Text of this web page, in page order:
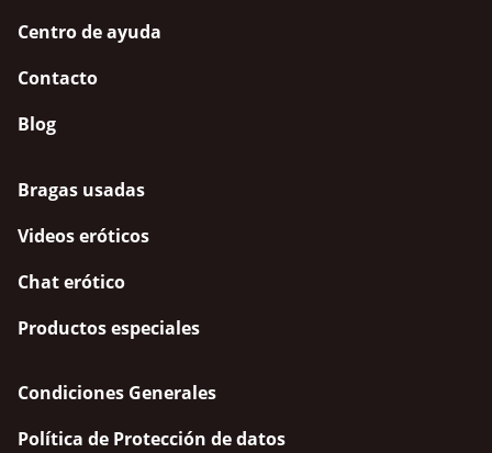
Centro de ayuda
Contacto
Blog
Bragas usadas
Videos eróticos
Chat erótico
Productos especiales
Condiciones Generales
Política de Protección de datos